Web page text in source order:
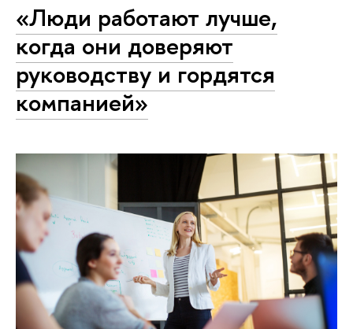
«Люди работают лучше,
когда они доверяют
руководству и гордятся
компанией»